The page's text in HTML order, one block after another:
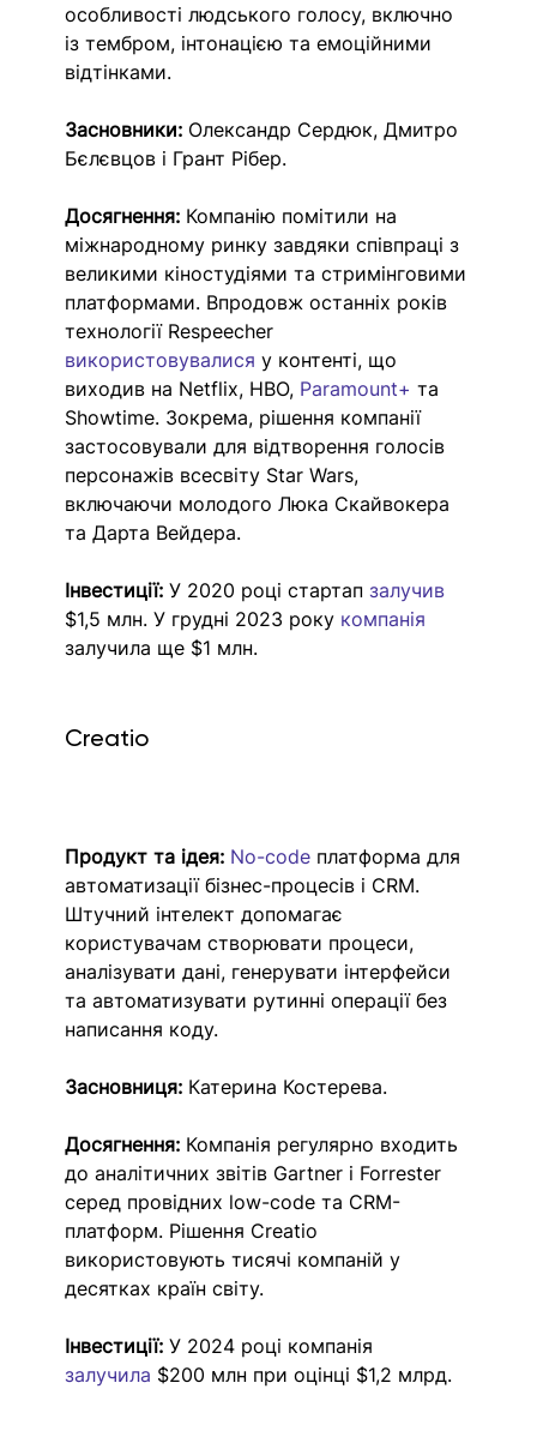
особливості людського голосу, включно
із тембром, інтонацією та емоційними
відтінками.
Засновники: Олександр Сердюк, Дмитро
Бєлєвцов і Грант Рібер.
Досягнення: Компанію помітили на
міжнародному ринку завдяки співпраці з
великими кіностудіями та стримінговими
платформами. Впродовж останніх років
технології Respeecher
використовувалися у контенті, що
виходив на Netflix, HBO, Paramount+ та
Showtime. Зокрема, рішення компанії
застосовували для відтворення голосів
персонажів всесвіту Star Wars,
включаючи молодого Люка Скайвокера
та Дарта Вейдера.
Інвестиції: У 2020 році стартап залучив
$1,5 млн. У грудні 2023 року компанія
залучила ще $1 млн.
Creatio
Продукт та ідея: No-code платформа для
автоматизації бізнес-процесів і CRM.
Штучний інтелект допомагає
користувачам створювати процеси,
аналізувати дані, генерувати інтерфейси
та автоматизувати рутинні операції без
написання коду.
Засновниця: Катерина Костерева.
Досягнення: Компанія регулярно входить
до аналітичних звітів Gartner і Forrester
серед провідних low-code та CRM-
платформ. Рішення Creatio
використовують тисячі компаній у
десятках країн світу.
Інвестиції: У 2024 році компанія
залучила $200 млн при оцінці $1,2 млрд.